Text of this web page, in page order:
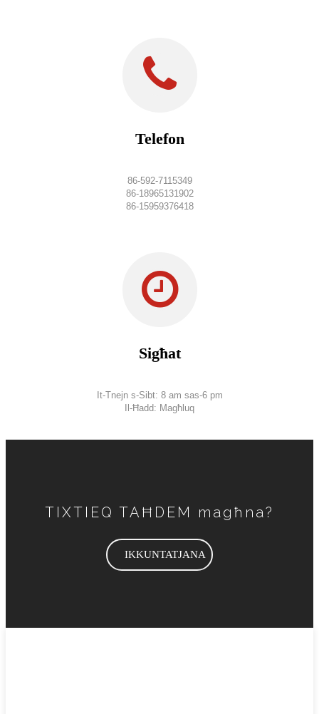
Telefon
86-592-7115349
86-18965131902
86-15959376418
Sigħat
It-Tnejn s-Sibt: 8 am sas-6 pm
Il-Ħadd: Magħluq
TIXTIEQ TAĦDEM magħna?
IKKUNTATJANA